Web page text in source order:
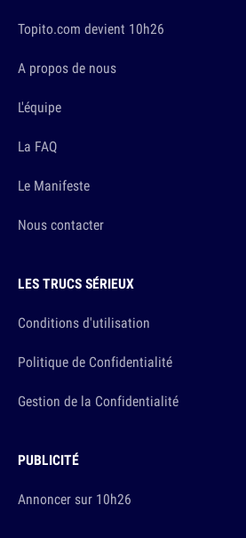
Topito.com devient 10h26
A propos de nous
L'équipe
La FAQ
Le Manifeste
Nous contacter
LES TRUCS SÉRIEUX
Conditions d'utilisation
Politique de Confidentialité
Gestion de la Confidentialité
PUBLICITÉ
Annoncer sur 10h26